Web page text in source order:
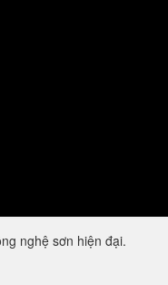
nghệ sơn hiện đại.